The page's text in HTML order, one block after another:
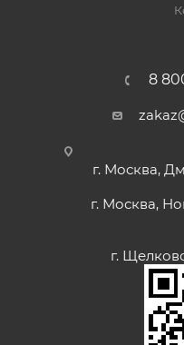
8
г. Москва,
г. Москва,
г.